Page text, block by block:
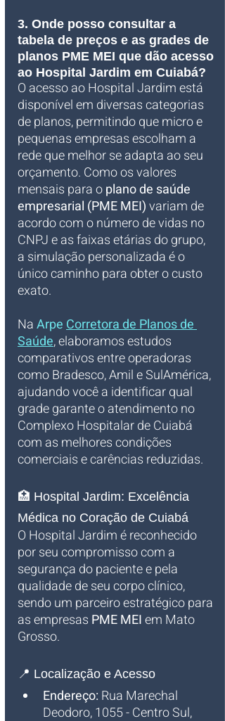
3. Onde posso consultar a
tabela de preços e as grades de
planos PME MEI que dão acesso
ao Hospital Jardim em Cuiabá?
O acesso ao Hospital Jardim está
disponível em diversas categorias
de planos, permitindo que micro e
pequenas empresas escolham a
rede que melhor se adapta ao seu
orçamento. Como os valores
mensais para o plano de saúde
empresarial (PME MEI) variam de
acordo com o número de vidas no
CNPJ e as faixas etárias do grupo,
a simulação personalizada é o
único caminho para obter o custo
exato.
Na Arpe Corretora de Planos de
Saúde, elaboramos estudos
comparativos entre operadoras
como Bradesco, Amil e SulAmérica,
ajudando você a identificar qual
grade garante o atendimento no
Complexo Hospitalar de Cuiabá
com as melhores condições
comerciais e carências reduzidas.
🏥 Hospital Jardim: Excelência
Médica no Coração de Cuiabá
O Hospital Jardim é reconhecido
por seu compromisso com a
segurança do paciente e pela
qualidade de seu corpo clínico,
sendo um parceiro estratégico para
as empresas PME MEI em Mato
Grosso.
📍 Localização e Acesso
Endereço: Rua Marechal
Deodoro, 1055 - Centro Sul,